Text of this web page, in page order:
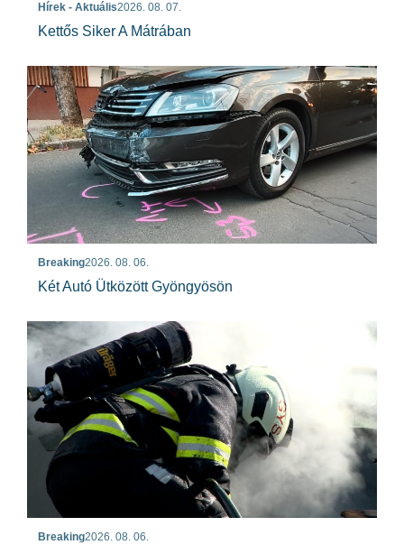
Hírek - Aktuális2026. 08. 07.
Kettős Siker A Mátrában
Breaking2026. 08. 06.
Két Autó Ütközött Gyöngyösön
Breaking2026. 08. 06.